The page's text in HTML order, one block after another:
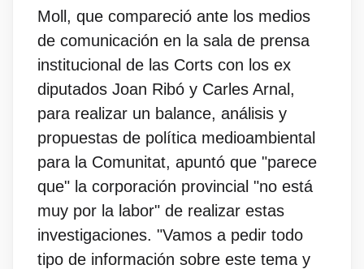
Moll, que compareció ante los medios
de comunicación en la sala de prensa
institucional de las Corts con los ex
diputados Joan Ribó y Carles Arnal,
para realizar un balance, análisis y
propuestas de política medioambiental
para la Comunitat, apuntó que "parece
que" la corporación provincial "no está
muy por la labor" de realizar estas
investigaciones. "Vamos a pedir todo
tipo de información sobre este tema y